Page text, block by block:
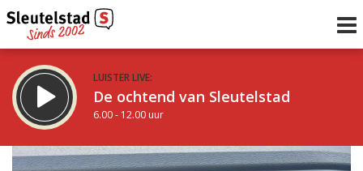
LUISTER LIVE:
De ochtend van Sleutelstad
6.00 - 12.00 uur
STRAKS: